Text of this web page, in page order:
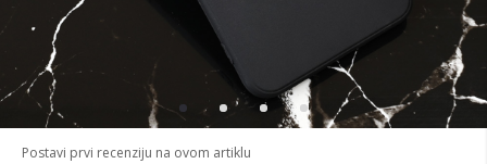
Postavi prvi recenziju na ovom artiklu